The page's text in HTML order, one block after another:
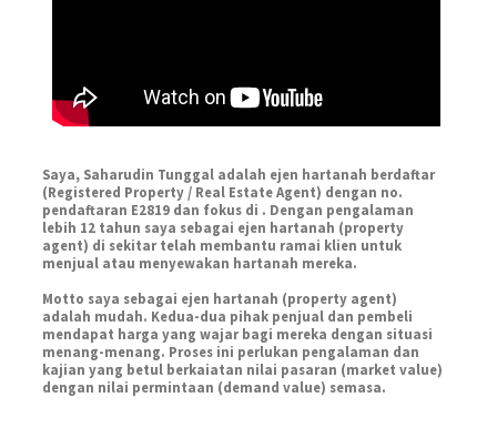
Saya, Saharudin Tunggal adalah ejen hartanah berdaftar
(Registered Property / Real Estate Agent) dengan no.
pendaftaran E2819 dan fokus di . Dengan pengalaman
lebih 12 tahun saya sebagai ejen hartanah (property
agent) di sekitar telah membantu ramai klien untuk
menjual atau menyewakan hartanah mereka.
Motto saya sebagai ejen hartanah (property agent)
adalah mudah. Kedua-dua pihak penjual dan pembeli
mendapat harga yang wajar bagi mereka dengan situasi
menang-menang. Proses ini perlukan pengalaman dan
kajian yang betul berkaiatan nilai pasaran (market value)
dengan nilai permintaan (demand value) semasa.